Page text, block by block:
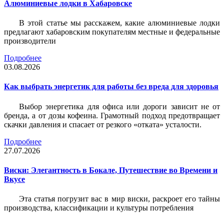
Алюминиевые лодки в Хабаровске
В этой статье мы расскажем, какие алюминиевые лодки
предлагают хабаровским покупателям местные и федеральные
производители
Подробнее
03.08.2026
Как выбрать энергетик для работы без вреда для здоровья
Выбор энергетика для офиса или дороги зависит не от
бренда, а от дозы кофеина. Грамотный подход предотвращает
скачки давления и спасает от резкого «отката» усталости.
Подробнее
27.07.2026
Виски: Элегантность в Бокале, Путешествие во Времени и
Вкусе
Эта статья погрузит вас в мир виски, раскроет его тайны
производства, классификации и культуры потребления